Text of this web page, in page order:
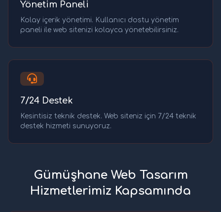
Yönetim Paneli
Kolay içerik yönetimi. Kullanıcı dostu yönetim
paneli ile web sitenizi kolayca yönetebilirsiniz.
7/24 Destek
Kesintisiz teknik destek. Web siteniz için 7/24 teknik
destek hizmeti sunuyoruz.
Gümüşhane Web Tasarım
Hizmetlerimiz Kapsamında